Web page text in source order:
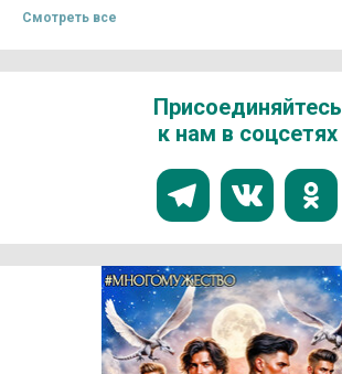
Смотреть все
Присоединяйтесь
к нам в соцсетях